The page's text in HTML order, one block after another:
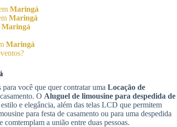
Maringá
Maringá
Maringá
Maringá
você que quer contratar uma Locação de
O Aluguel de limousine para despedida de
e elegância, além das telas LCD que permitem
para festa de casamento ou para uma despedida
a união entre duas pessoas.